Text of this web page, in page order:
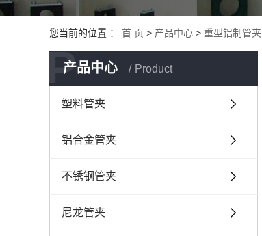
您当前的位置 ： 首 页 > 产品中心 > 重型铝制管夹
产品中心 Product
P
塑料管夹
铝合金管夹
不锈钢管夹
尼龙管夹